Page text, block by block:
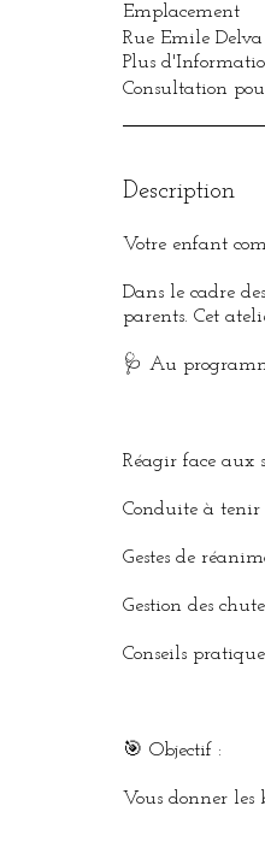
Emplacement
Rue Emile
Plus
Consultation
Description
Votre enfant
Dans le cadre
parents. Cet
🩺 Au
Réagir face aux
Conduite à tenir
Gestes de
Gestion des
Conseils
🎯 Objectif :
Vous donner les